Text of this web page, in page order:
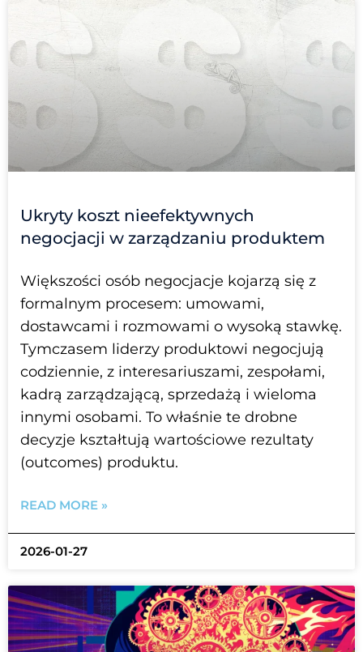
Ukryty koszt nieefektywnych
negocjacji w zarządzaniu produktem
Większości osób negocjacje kojarzą się z
formalnym procesem: umowami,
dostawcami i rozmowami o wysoką stawkę.
Tymczasem liderzy produktowi negocjują
codziennie, z interesariuszami, zespołami,
kadrą zarządzającą, sprzedażą i wieloma
innymi osobami. To właśnie te drobne
decyzje kształtują wartościowe rezultaty
(outcomes) produktu.
READ MORE »
2026-01-27